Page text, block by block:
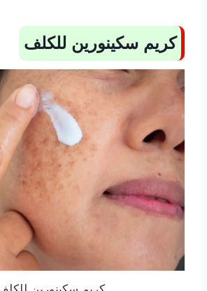
كريم سكينورين للكلف